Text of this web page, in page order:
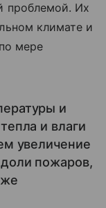
проблемой. Их
климате и
мере
и
и влаги
увеличение
пожаров,